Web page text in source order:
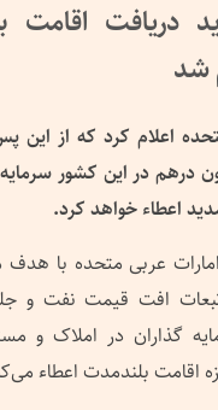
دریافت اقامت
شد
اعلام کرد که از این
۱۰ میلیون درهم در این کشور
عربی متحده با
افت قیمت نفت و
گذاران در املاک و
اقامت بلندمدت اعطاء